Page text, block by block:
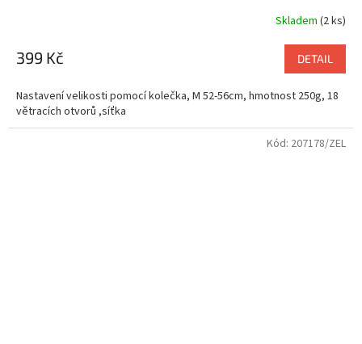
Skladem (2 ks)
399 Kč DETAIL
Nastavení velikosti pomocí kolečka, M 52-56cm, hmotnost 250g, 18
větracích otvorů ,síťka
Kód: 207178/ZEL